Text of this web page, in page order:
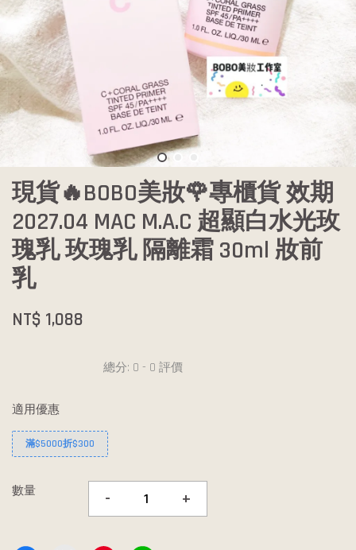
現貨🔥BOBO美妝🌹專櫃貨 效期
2027.04 MAC M.A.C 超顯白水光玫
瑰乳 玫瑰乳 隔離霜 30ml 妝前
乳
NT$ 1,088
總分: 0 - 0 評價
適用優惠
滿$5000折$300
數量 - +